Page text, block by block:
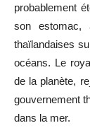
probablement
son estomac,
thaïlandaises
océans. Le
de la planète,
gouvernement
dans la mer.